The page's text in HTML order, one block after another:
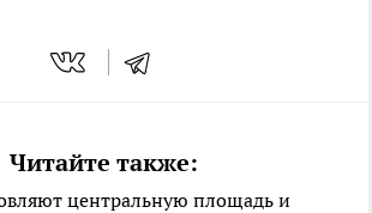
Читайте также:
центральную площадь и